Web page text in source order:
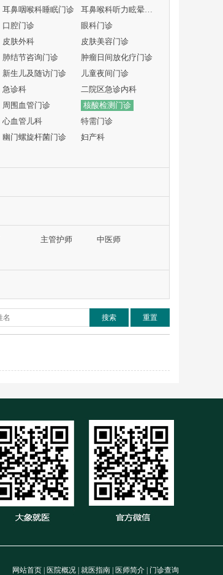
耳鼻咽喉科睡眠门诊
口腔门诊
眼科门诊
皮肤外科
皮肤美容门诊
肺结节咨询门诊
肿瘤日间放化疗门诊
新生儿及随访门诊
儿童夜间门诊
急诊科
二院区急诊内科
周围血管门诊
核酸检测门诊
心血管儿科
特需门诊
幽门螺旋杆菌门诊
妇产科
主管护师
中医师
搜索 重置
网站首页 | 医院概况 | 就医指南 | 医师简介 | 门诊查询